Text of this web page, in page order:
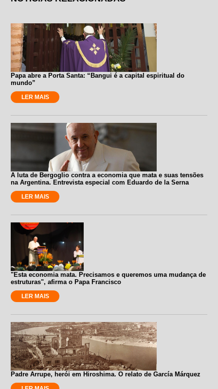
Papa abre a Porta Santa: “Bangui é a capital espiritual do
mundo”
LER MAIS
A luta de Bergoglio contra a economia que mata e suas tensões
na Argentina. Entrevista especial com Eduardo de la Serna
LER MAIS
"Esta economia mata. Precisamos e queremos uma mudança de
estruturas", afirma o Papa Francisco
LER MAIS
Padre Arrupe, herói em Hiroshima. O relato de García Márquez